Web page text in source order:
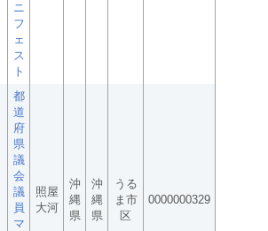
ニ
フ
ェ
ス
ト
都
道
府
県
議
会
議
員
マ
照屋
大河
沖
縄
県
沖
縄
県
うる
ま市
区
0000000329